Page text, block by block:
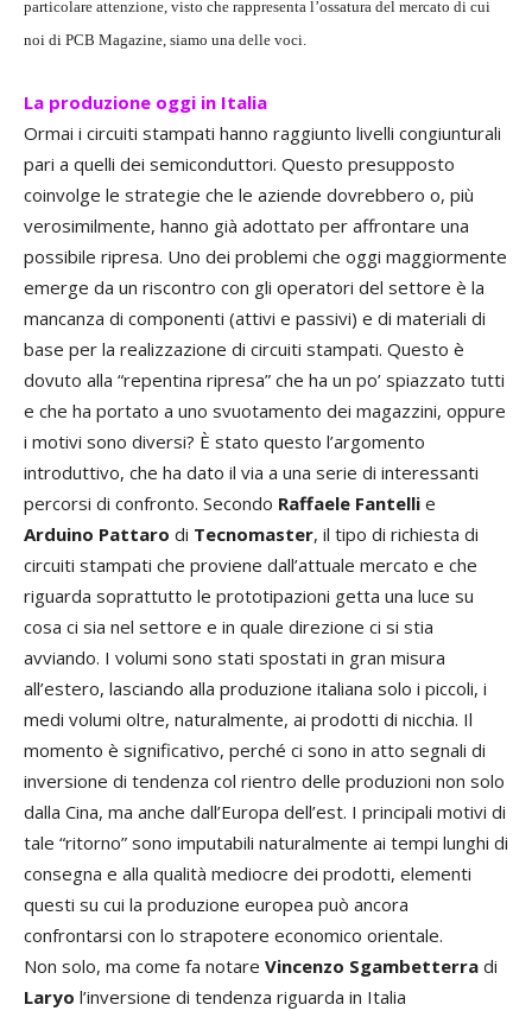
particolare attenzione, visto che rappresenta l’ossatura del mercato di cui
noi di PCB Magazine, siamo una delle voci.
La produzione oggi in Italia
Ormai i circuiti stampati hanno raggiunto livelli congiunturali
pari a quelli dei semiconduttori. Questo presupposto
coinvolge le strategie che le aziende dovrebbero o, più
verosimilmente, hanno già adottato per affrontare una
possibile ripresa. Uno dei problemi che oggi maggiormente
emerge da un riscontro con gli operatori del settore è la
mancanza di componenti (attivi e passivi) e di materiali di
base per la realizzazione di circuiti stampati. Questo è
dovuto alla “repentina ripresa” che ha un po’ spiazzato tutti
e che ha portato a uno svuotamento dei magazzini, oppure
i motivi sono diversi? È stato questo l’argomento
introduttivo, che ha dato il via a una serie di interessanti
percorsi di confronto. Secondo Raffaele Fantelli e
Arduino Pattaro di Tecnomaster, il tipo di richiesta di
circuiti stampati che proviene dall’attuale mercato e che
riguarda soprattutto le prototipazioni getta una luce su
cosa ci sia nel settore e in quale direzione ci si stia
avviando. I volumi sono stati spostati in gran misura
all’estero, lasciando alla produzione italiana solo i piccoli, i
medi volumi oltre, naturalmente, ai prodotti di nicchia. Il
momento è significativo, perché ci sono in atto segnali di
inversione di tendenza col rientro delle produzioni non solo
dalla Cina, ma anche dall’Europa dell’est. I principali motivi di
tale “ritorno” sono imputabili naturalmente ai tempi lunghi di
consegna e alla qualità mediocre dei prodotti, elementi
questi su cui la produzione europea può ancora
confrontarsi con lo strapotere economico orientale.
Non solo, ma come fa notare Vincenzo Sgambetterra di
Laryo l’inversione di tendenza riguarda in Italia